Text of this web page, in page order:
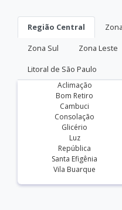
Região Central
Zona Sul
Zona Leste
Litoral de São Paulo
Aclimação
Bom Retiro
Cambuci
Consolação
Glicério
Luz
República
Santa Efigênia
Vila Buarque